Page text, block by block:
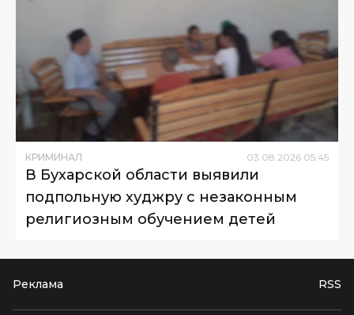
КРИМИНАЛ 03 08 2026 05:45
В Бухарской области выявили
подпольную худжру с незаконным
религиозным обучением детей
Реклама RSS